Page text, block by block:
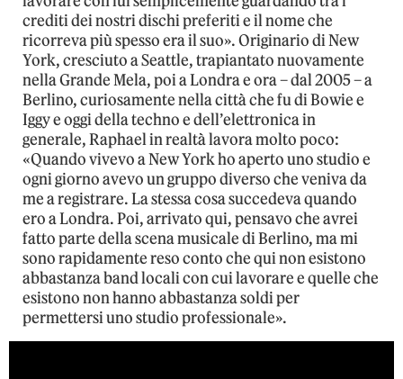
crediti dei nostri dischi preferiti e il nome che
ricorreva più spesso era il suo». Originario di New
York, cresciuto a Seattle, trapiantato nuovamente
nella Grande Mela, poi a Londra e ora – dal 2005 – a
Berlino, curiosamente nella città che fu di Bowie e
Iggy e oggi della techno e dell’elettronica in
generale, Raphael in realtà lavora molto poco:
«Quando vivevo a New York ho aperto uno studio e
ogni giorno avevo un gruppo diverso che veniva da
me a registrare. La stessa cosa succedeva quando
ero a Londra. Poi, arrivato qui, pensavo che avrei
fatto parte della scena musicale di Berlino, ma mi
sono rapidamente reso conto che qui non esistono
abbastanza band locali con cui lavorare e quelle che
esistono non hanno abbastanza soldi per
permettersi uno studio professionale».